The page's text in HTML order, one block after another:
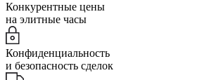
Конкурентные цены
на элитные часы
Конфиденциальность
и безопасность сделок